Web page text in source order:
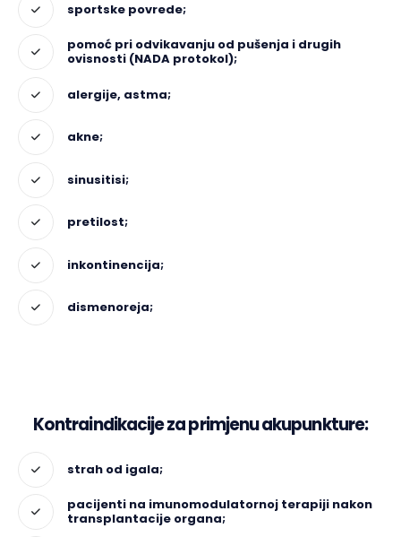
sportske povrede;
pomoć pri odvikavanju od pušenja i drugih
ovisnosti (NADA protokol);
alergije, astma;
akne;
sinusitisi;
pretilost;
inkontinencija;
dismenoreja;
Kontraindikacije za primjenu akupunkture:
strah od igala;
pacijenti na imunomodulatornoj terapiji nakon
transplantacije organa;